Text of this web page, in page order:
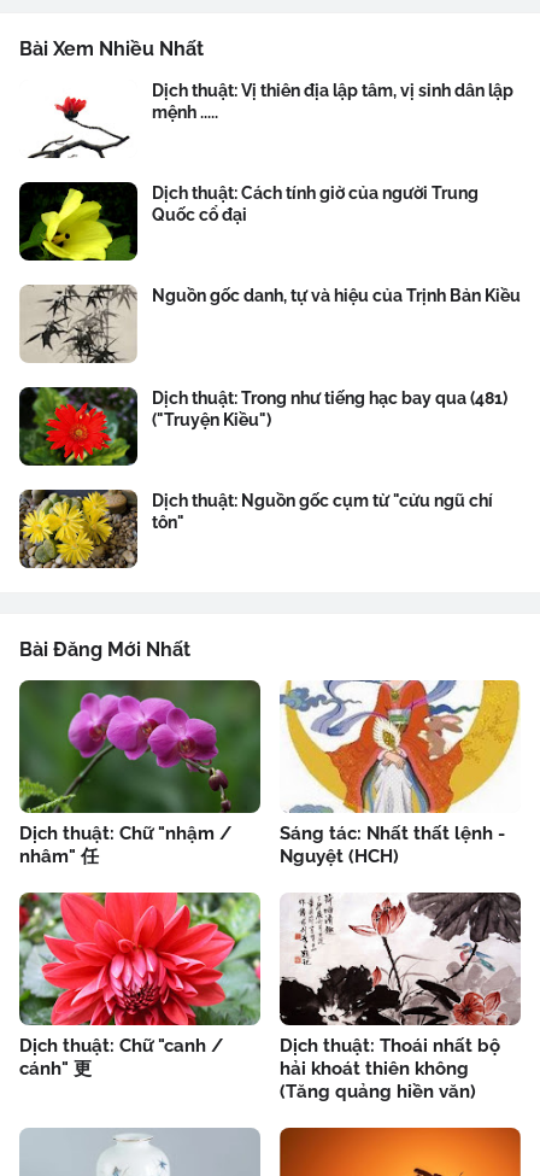
Bài Xem Nhiều Nhất
Dịch thuật: Vị thiên địa lập tâm, vị sinh dân lập
mệnh .....
Dịch thuật: Cách tính giờ của người Trung
Quốc cổ đại
Nguồn gốc danh, tự và hiệu của Trịnh Bản Kiều
Dịch thuật: Trong như tiếng hạc bay qua (481)
("Truyện Kiều")
Dịch thuật: Nguồn gốc cụm từ "cửu ngũ chí
tôn"
Bài Đăng Mới Nhất
Dịch thuật: Chữ "nhậm /
nhâm" 任
Sáng tác: Nhất thất lệnh -
Nguyệt (HCH)
Dịch thuật: Chữ "canh /
cánh" 更
Dịch thuật: Thoái nhất bộ
hải khoát thiên không
(Tăng quảng hiền văn)